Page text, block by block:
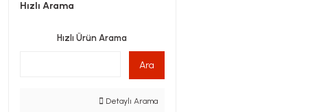
Hızlı Arama
Hızlı Ürün Arama
Ara
Detaylı Arama